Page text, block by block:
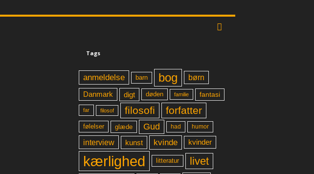
Tags
anmeldelse barn bog børn
Danmark digt døden familie fantasi
far filosof filosofi forfatter
følelser glæde Gud had humor
interview kunst kvinde kvinder
kærlighed litteratur livet